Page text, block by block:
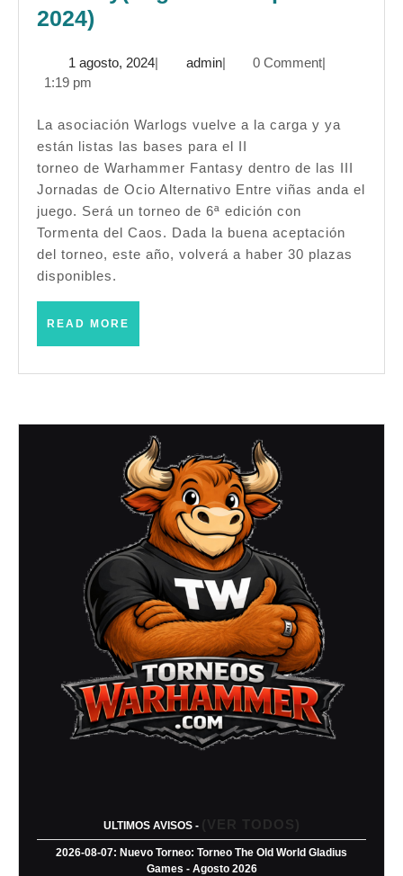
2024)
Torneo
Anda
el
Juego» –
Warhammer
Fantasy(Logroño
–
Septiembre
2024)
1 agosto, 20241| adminadmin
| 0 Comment|
1:19 pm
La asociación Warlogs vuelve a la carga y ya
están listas las bases para el II
torneo de Warhammer Fantasy dentro de las III
Jornadas de Ocio Alternativo Entre viñas anda el
juego. Será un torneo de 6ª edición con
Tormenta del Caos. Dada la buena aceptación
del torneo, este año, volverá a haber 30 plazas
disponibles.
READ MORE
ULTIMOS AVISOS - (VER TODOS)
2026-08-07: Nuevo Torneo: Torneo The Old World Gladius
Games - Agosto 2026